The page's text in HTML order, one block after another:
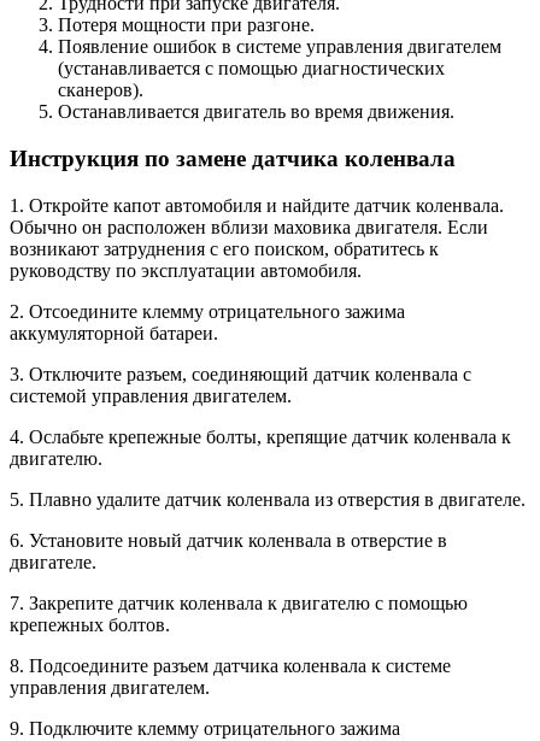
Потеря мощности при разгоне.
Появление ошибок в системе управления двигателем
(устанавливается с помощью диагностических
сканеров).
Останавливается двигатель во время движения.
Инструкция по замене датчика коленвала
1. Откройте капот автомобиля и найдите датчик коленвала.
Обычно он расположен вблизи маховика двигателя. Если
возникают затруднения с его поиском, обратитесь к
руководству по эксплуатации автомобиля.
2. Отсоедините клемму отрицательного зажима
аккумуляторной батареи.
3. Отключите разъем, соединяющий датчик коленвала с
системой управления двигателем.
4. Ослабьте крепежные болты, крепящие датчик коленвала к
двигателю.
5. Плавно удалите датчик коленвала из отверстия в двигателе.
6. Установите новый датчик коленвала в отверстие в
двигателе.
7. Закрепите датчик коленвала к двигателю с помощью
крепежных болтов.
8. Подсоедините разъем датчика коленвала к системе
управления двигателем.
9. Подключите клемму отрицательного зажима